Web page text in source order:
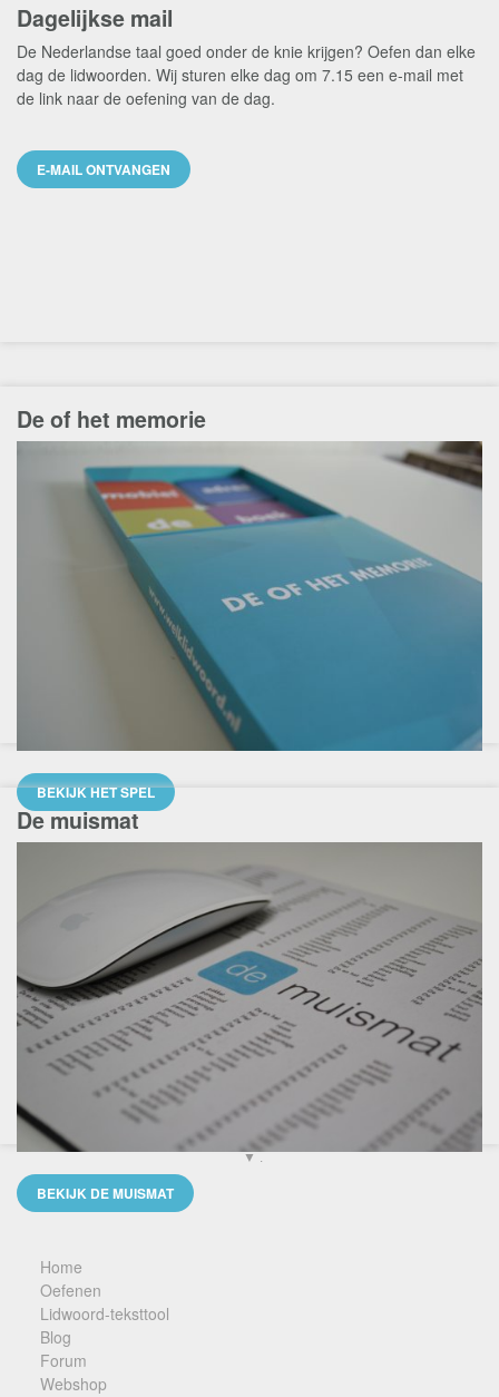
Dagelijkse mail
De Nederlandse taal goed onder de knie krijgen? Oefen dan elke
dag de lidwoorden. Wij sturen elke dag om 7.15 een e-mail met
de link naar de oefening van de dag.
E-MAIL ONTVANGEN
De of het memorie
BEKIJK HET SPEL
De muismat
BEKIJK DE MUISMAT
▼ .
Home
Oefenen
Lidwoord-teksttool
Blog
Forum
Webshop